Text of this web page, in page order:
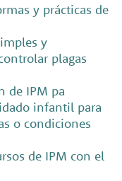
y prácticas de
y
plagas
de IPM pa
infantil para
o condiciones
de IPM con el